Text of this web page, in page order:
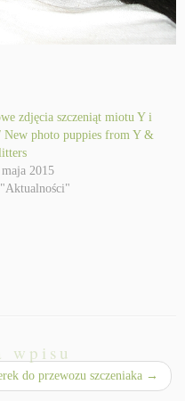
zdjęcia szczeniąt miotu Y i
New photo puppies from Y &
2015
wpisu
do przewozu szczeniaka →